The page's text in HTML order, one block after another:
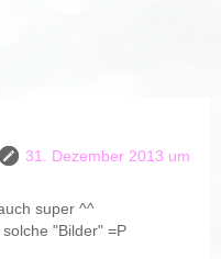
31. Dezember 2013 um
super ^^
"Bilder" =P